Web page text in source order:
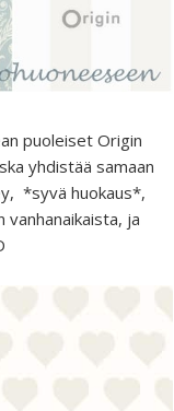
puoleiset Origin
yhdistää samaan
*syvä huokaus*,
vanhanaikaista, ja